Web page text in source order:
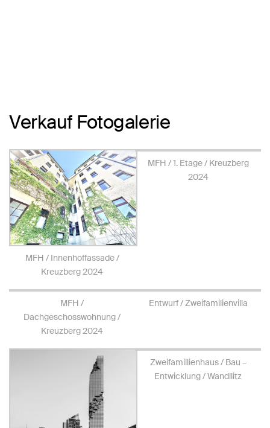
Verkauf Fotogalerie
MFH / Innenhoffassade /
Kreuzberg 2024
MFH / 1. Etage / Kreuzberg
2024
MFH /
Dachgeschosswohnung /
Kreuzberg 2024
Entwurf / Zweifamilienvilla
Zweifamillienhaus / Bau –
Entwicklung / Wandllitz